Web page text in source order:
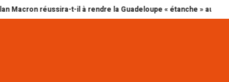
réussira-t-il à rendre la Guadeloupe « étanche » au